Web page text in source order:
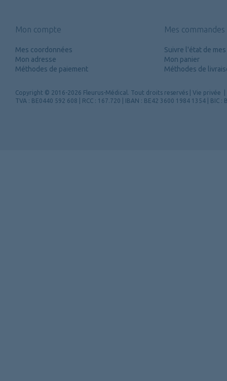
Mon compte
Mes coordonnées
Mon adresse
Méthodes de paiement
Mes commandes
Suivre l'état de
Mon panier
Méthodes de
Copyright © 2016-2026 Fleurus-Médical. Tout droits reservés Vie privée
TVA : BE0440 592 608 | RCC : 167.720 | IBAN : BE42 3600 1984 1354 | BIC :